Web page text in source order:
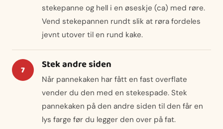
stekepanne og hell i en øseskje (ca) med røre.
Vend stekepannen rundt slik at røra fordeles
jevnt utover til en rund kake.
Stek andre siden
Når pannekaken har fått en fast overflate
vender du den med en stekespade. Stek
pannekaken på den andre siden til den får en
lys farge før du legger den over på fat.